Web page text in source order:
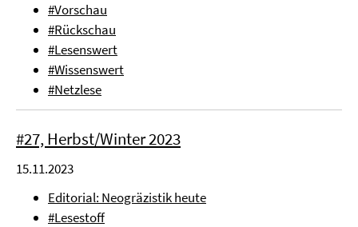
#Vorschau
#Rückschau
#Lesenswert
#Wissenswert
#Netzlese
#27, Herbst/Winter 2023
15.11.2023
Editorial: Neogräzistik heute
#Lesestoff